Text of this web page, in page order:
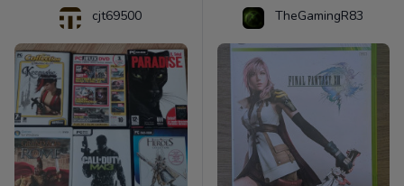
cjt69500 TheGamingR83